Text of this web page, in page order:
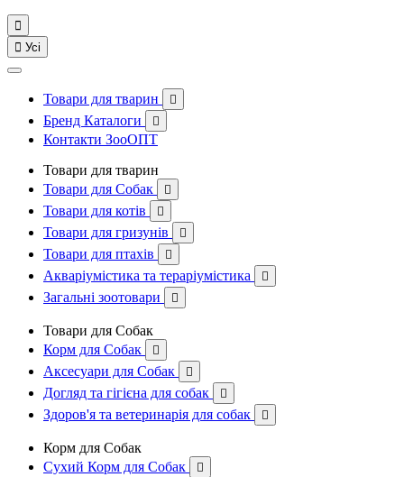

 Усі
Товари для тварин 
Бренд Каталоги 
Контакти ЗооОПТ
Товари для тварин
Товари для Собак

Товари для котів 
Товари для гризунів 
Товари для птахів 
Акваріумістика та тераріумістика 
Загальні зоотовари 
Товари для Собак
Корм для Собак

Аксесуари для Собак 
Догляд та гігієна для собак 
Здоров'я та ветеринарія для собак 
Корм для Собак
Сухий Корм для Собак
